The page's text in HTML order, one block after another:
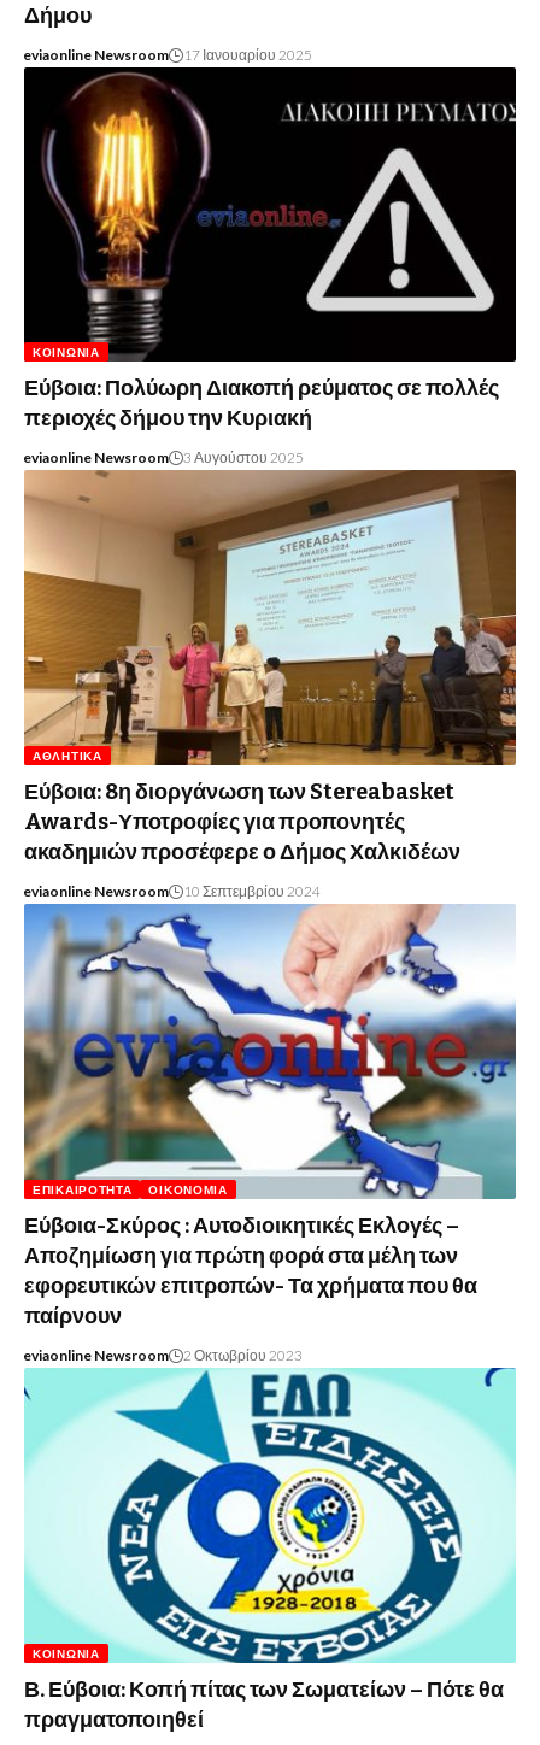
Δήμου
eviaonline Newsroom 17 Ιανουαρίου 2025
ΚΟΙΝΩΝΊΑ
Εύβοια: Πολύωρη Διακοπή ρεύματος σε πολλές
περιοχές δήμου την Κυριακή
eviaonline Newsroom 3 Αυγούστου 2025
ΑΘΛΗΤΙΚΆ
Εύβοια: 8η διοργάνωση των Stereabasket
Awards-Υποτροφίες για προπονητές
ακαδημιών προσέφερε ο Δήμος Χαλκιδέων
eviaonline Newsroom 10 Σεπτεμβρίου 2024
ΕΠΙΚΑΙΡΌΤΗΤΑ ΟΙΚΟΝΟΜΊΑ
Εύβοια-Σκύρος : Αυτοδιοικητικές Εκλογές –
Αποζημίωση για πρώτη φορά στα μέλη των
εφορευτικών επιτροπών- Τα χρήματα που θα
παίρνουν
eviaonline Newsroom 2 Οκτωβρίου 2023
ΚΟΙΝΩΝΊΑ
Β. Εύβοια: Κοπή πίτας των Σωματείων – Πότε θα
πραγματοποιηθεί